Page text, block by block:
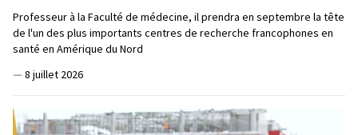
Professeur à la Faculté de médecine, il prendra en septembre la tête
de l'un des plus importants centres de recherche francophones en
santé en Amérique du Nord
— 8 juillet 2026